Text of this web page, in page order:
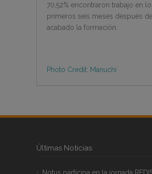
70,52% encontraron trabajo en
primeros seis meses después
acabado la formación.
Photo Credit: Manuchi
Últimas Noticias
Notus participa en la jornada